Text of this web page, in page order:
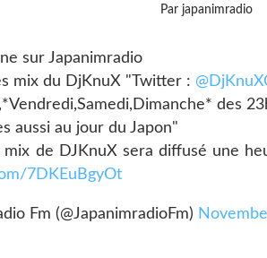
Par japanimradio
sur Japanimradio
mix du DjKnuX "Twitter :
des
aussi au jour du Japon"
mix de DJKnuX sera diffusé une
7DKEuBgyOt
Fm (@JapanimradioFm)